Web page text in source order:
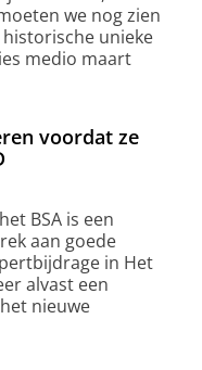
we nog zien
unieke
medio maart
voordat ze
BSA is een
aan goede
in Het
alvast een
nieuwe